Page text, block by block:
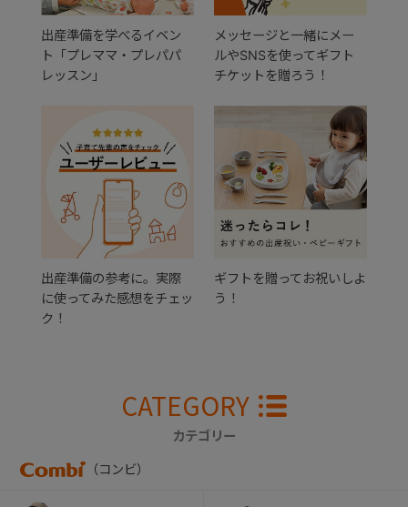
出産準備を学べるイベン
ト「プレママ・プレパパ
レッスン」
メッセージと一緒にメー
ルやSNSを使ってギフト
チケットを贈ろう！
出産準備の参考に。実際
に使ってみた感想をチェッ
ク！
ギフトを贈ってお祝いしよ
う！
CATEGORY
カテゴリー
（コンビ）